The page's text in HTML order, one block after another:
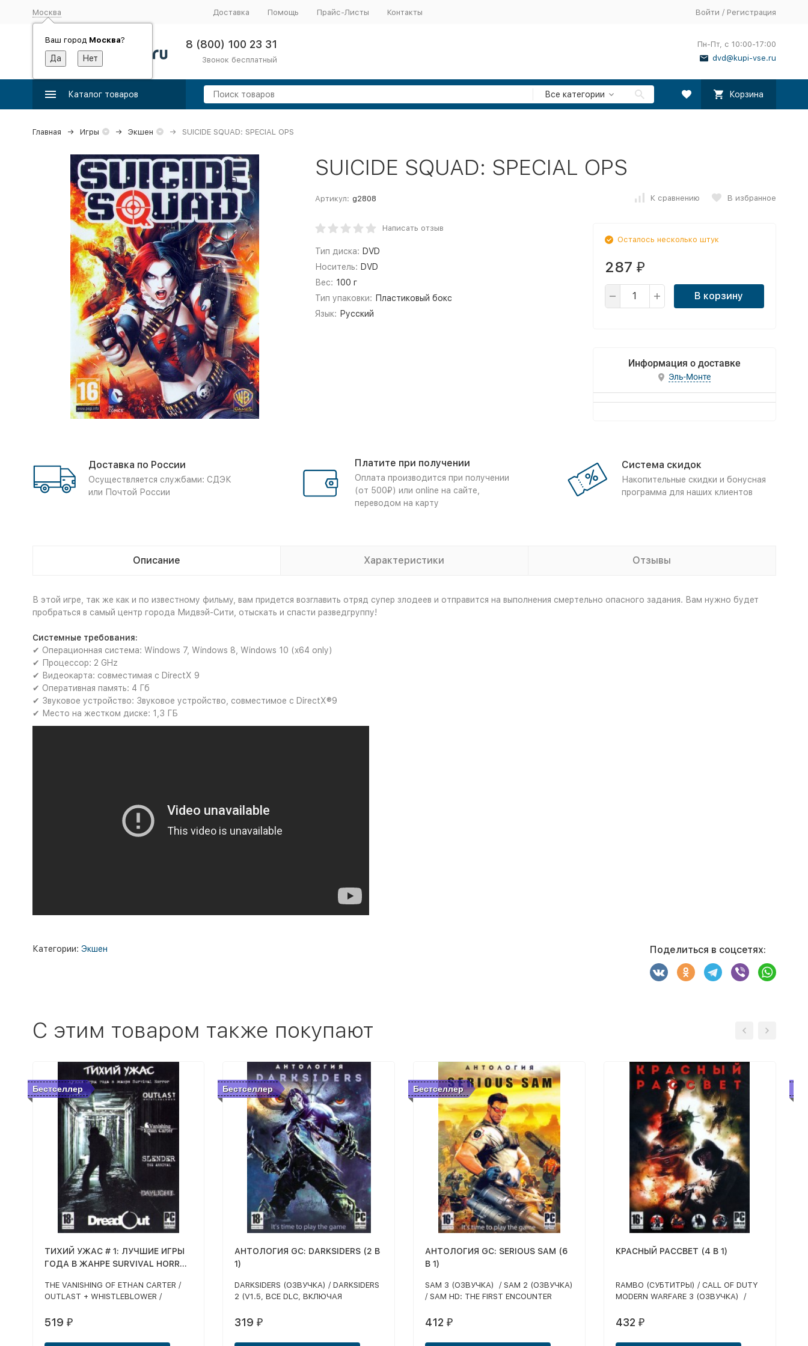
Москва
Ваш город Москва?
Доставка Помощь Прайс-Листы Контакты Войти / Регистрация
8 (800) 100 23 31
Звонок бесплатный
Пн-Пт, с 10:00-17:00
dvd@kupi-vse.ru
Каталог товаров Все категории Корзина
Главная Игры Экшен SUICIDE SQUAD: SPECIAL OPS
SUICIDE SQUAD: SPECIAL OPS
Артикул: g2808 К сравнению В избранное
Написать отзыв
Тип диска: DVD
Носитель: DVD
Вес: 100 г
Тип упаковки: Пластиковый бокс
Язык: Русский
Осталось несколько штук
287 ₽
В корзину
Информация о доставке
Эль-Монте
Доставка по России
Осуществляется службами: СДЭК
или Почтой России
Платите при получении
Оплата производится при получении
(от 500₽) или online на сайте,
переводом на карту
Система скидок
Накопительные скидки и бонусная
программа для наших клиентов
Описание Характеристики Отзывы
В этой игре, так же как и по известному фильму, вам придется возглавить отряд супер злодеев и отправится на выполнения смертельно опасного задания. Вам нужно будет
пробраться в самый центр города Мидвэй-Сити, отыскать и спасти разведгруппу!
Системные требования:
✔ Операционная система: Windows 7, Windows 8, Windows 10 (x64 only)
✔ Процессор: 2 GHz
✔ Видеокарта: совместимая с DirectX 9
✔ Оперативная память: 4 Гб
✔ Звуковое устройство: Звуковое устройство, совместимое с DirectX®9
✔ Место на жестком диске: 1,3 ГБ
Категории: Экшен Поделиться в соцсетях:
C этим товаром также покупают
Бестселлер
ТИХИЙ УЖАС # 1: ЛУЧШИЕ ИГРЫ
ГОДА В ЖАНРЕ SURVIVAL HORROR
THE VANISHING OF ETHAN CARTER /
OUTLAST + WHISTLEBLOWER /
DAYLIGHT
519 ₽
Бестселлер
АНТОЛОГИЯ GC: DARKSIDERS (2 В
1)
DARKSIDERS (ОЗВУЧКА) / DARKSIDERS
2 (V1.5, ВСЕ DLC, ВКЛЮЧАЯ
ГРОБНИЦА АРГУЛА, ОЗВУЧКА)
319₽
Бестселлер
АНТОЛОГИЯ GC: SERIOUS SAM (6
В 1)
SAM 3 (ОЗВУЧКА) / SAM 2 (ОЗВУЧКА)
/ SAM HD: THE FIRST ENCOUNTER
ENCOUNTER (ОЗВУЧКА) / SAM:
ENCOUNTER (АНГЛ)
412 ₽
КРАСНЫЙ РАССВЕТ (4 В 1)
RAMBO (СУБТИТРЫ) / CALL OF DUTY
MODERN WARFARE 3 (ОЗВУЧКА) /
FIGHTERS (СУБТИТРЫ)
432 ₽